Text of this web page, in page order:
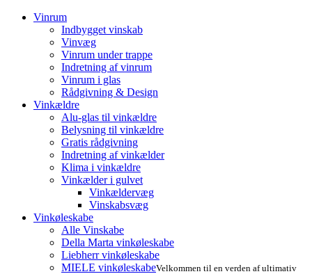
Vinrum
Indbygget vinskab
Vinvæg
Vinrum under trappe
Indretning af vinrum
Vinrum i glas
Rådgivning & Design
Vinkældre
Alu-glas til vinkældre
Belysning til vinkældre
Gratis rådgivning
Indretning af vinkælder
Klima i vinkældre
Vinkælder i gulvet
Vinkældervæg
Vinskabsvæg
Vinkøleskabe
Alle Vinskabe
Della Marta vinkøleskabe
Liebherr vinkøleskabe
MIELE vinkøleskabeVelkommen til en verden af ultimativ